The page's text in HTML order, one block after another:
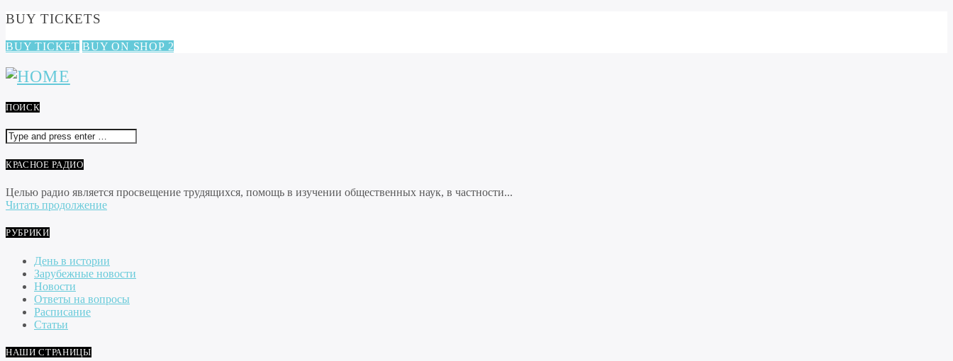
BUY TICKETS
BUY TICKET BUY ON SHOP 2
ПОИСК
КРАСНОЕ РАДИО
Целью радио является просвещение трудящихся, помощь в изучении общественных наук, в частности...
Читать продолжение
РУБРИКИ
День в истории
Зарубежные новости
Новости
Ответы на вопросы
Расписание
Статьи
НАШИ СТРАНИЦЫ